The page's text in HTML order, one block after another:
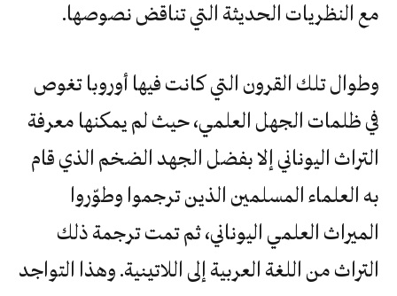
مع النظريات الحديثة التي تناقض نصوصها.
وطوال تلك القرون التي كانت فيها أوروبا تغوص
في ظلمات الجهل العلمي، حيث لم يمكنها معرفة
التراث اليوناني إلا بفضل الجهد الضخم الذي قام
به العلماء المسلمين الذين ترجموا وطوّروا
الميراث العلمي اليوناني، ثم تمت ترجمة ذلك
التراث من اللغة العربية إلى اللاتينية. وهذا التواجد